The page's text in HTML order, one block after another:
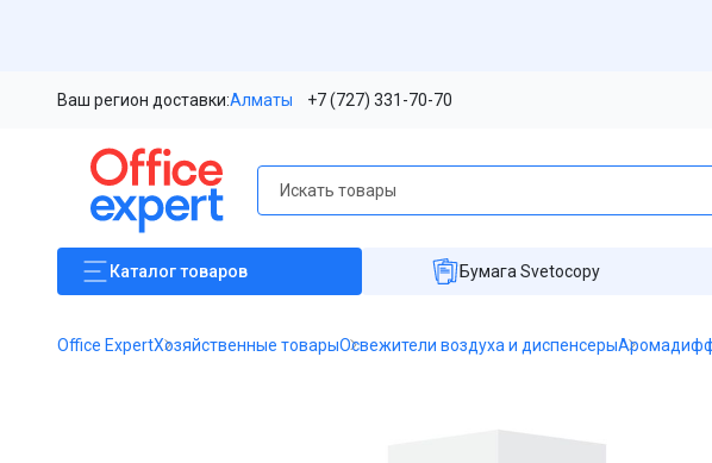
Ваш регион доставки:Алматы +7 (727) 331-70-70
Каталогтоваров Бумага Svetocopy
Office ExpertХозяйственные товарыОсвежители воздуха и диспенсеры